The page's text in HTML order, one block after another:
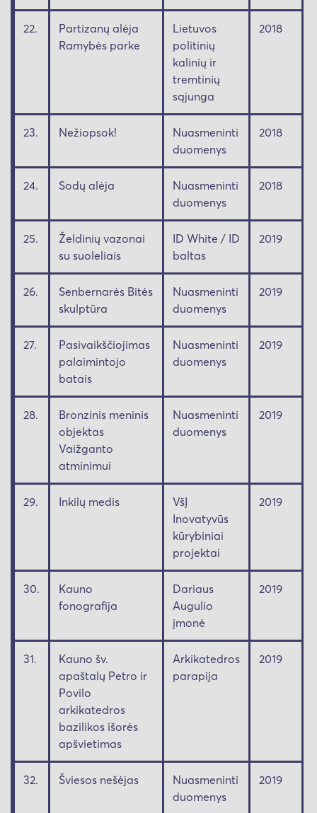
22.
Partizanų alėja
Ramybės parke
Lietuvos
politinių
kalinių ir
tremtinių
sąjunga
2018
23. Nežiopsok!
Nuasmeninti
duomenys
2018
24. Sodų alėja
Nuasmeninti
duomenys
2018
25.
Želdinių vazonai
su suoleliais
ID White / ID
baltas
2019
26.
Senbernarės Bitės
skulptūra
Nuasmeninti
duomenys
2019
27.
Pasivaikščiojimas
palaimintojo
batais
Nuasmeninti
duomenys
2019
28.
Bronzinis meninis
objektas
Vaižganto
atminimui
Nuasmeninti
duomenys
2019
29. Inkilų medis
VšĮ
Inovatyvūs
kūrybiniai
projektai
2019
30.
Kauno
fonografija
Dariaus
Augulio
įmonė
2019
31.
Kauno šv.
apaštalų Petro ir
Povilo
arkikatedros
bazilikos išorės
apšvietimas
Arkikatedros
parapija
2019
32. Šviesos nešėjas
Nuasmeninti
duomenys
2019